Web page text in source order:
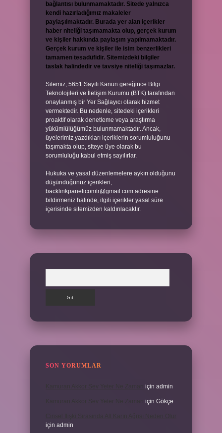
bağlantısı bulunmamaktadır. Sitede yalnızca
kendi hazırladığımız makaleler
paylaşılmaktadır. Burada yer alan içerikler
haber niteliği taşımamakta olup, gerçek kurum
ve kişiler hakkında paylaşım yapılmamaktadır.
Gerçek kurum ve kişiler ile isim benzerlikleri
tamamen tesadüfidir. Sitemizdeki bilgiler
taslak halindedir ve tavsiye niteliği taşımazlar.
Sitemiz, 5651 Sayılı Kanun gereğince Bilgi
Teknolojileri ve İletişim Kurumu (BTK) tarafından
onaylanmış bir Yer Sağlayıcı olarak hizmet
vermektedir. Bu nedenle, sitedeki içerikleri
proaktif olarak denetleme veya araştırma
yükümlülüğümüz bulunmamaktadır. Ancak,
üyelerimiz yazdıkları içeriklerin sorumluluğunu
taşımakta olup, siteye üye olarak bu
sorumluluğu kabul etmiş sayılırlar.
Hukuka ve yasal düzenlemelere aykırı olduğunu
düşündüğünüz içerikleri,
backlinkpanelicomtr@gmail.com adresine
bildirmeniz halinde, ilgili içerikler yasal süre
içerisinde sitemizden kaldırılacaktır.
SON YORUMLAR
için admin
için Gökçe
için admin